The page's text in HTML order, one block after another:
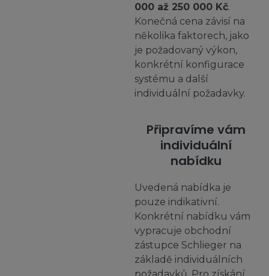
000 až 250 000 Kč.
Konečná cena závisí na
několika faktorech, jako
je požadovaný výkon,
konkrétní konfigurace
systému a další
individuální požadavky.
Připravíme vám
individuální
nabídku
Uvedená nabídka je
pouze indikativní.
Konkrétní nabídku vám
vypracuje obchodní
zástupce Schlieger na
základě individuálních
požadavků. Pro získání